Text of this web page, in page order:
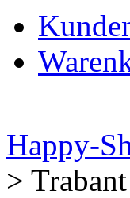
Happy-
>